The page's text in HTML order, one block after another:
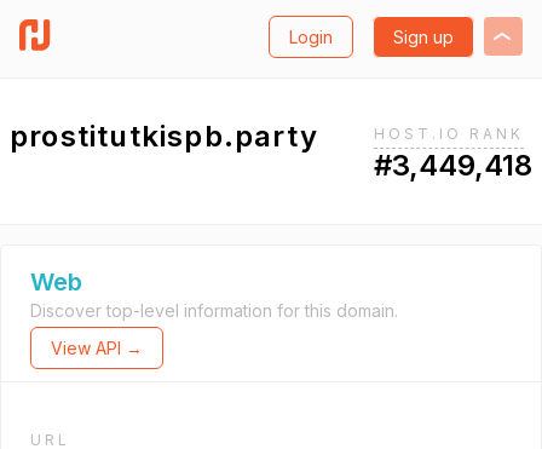
Login Sign up
prostitutkispb.party HOST.IO RANK
#3,449,418
Web
Discover top-level information for this domain.
View API →
URL